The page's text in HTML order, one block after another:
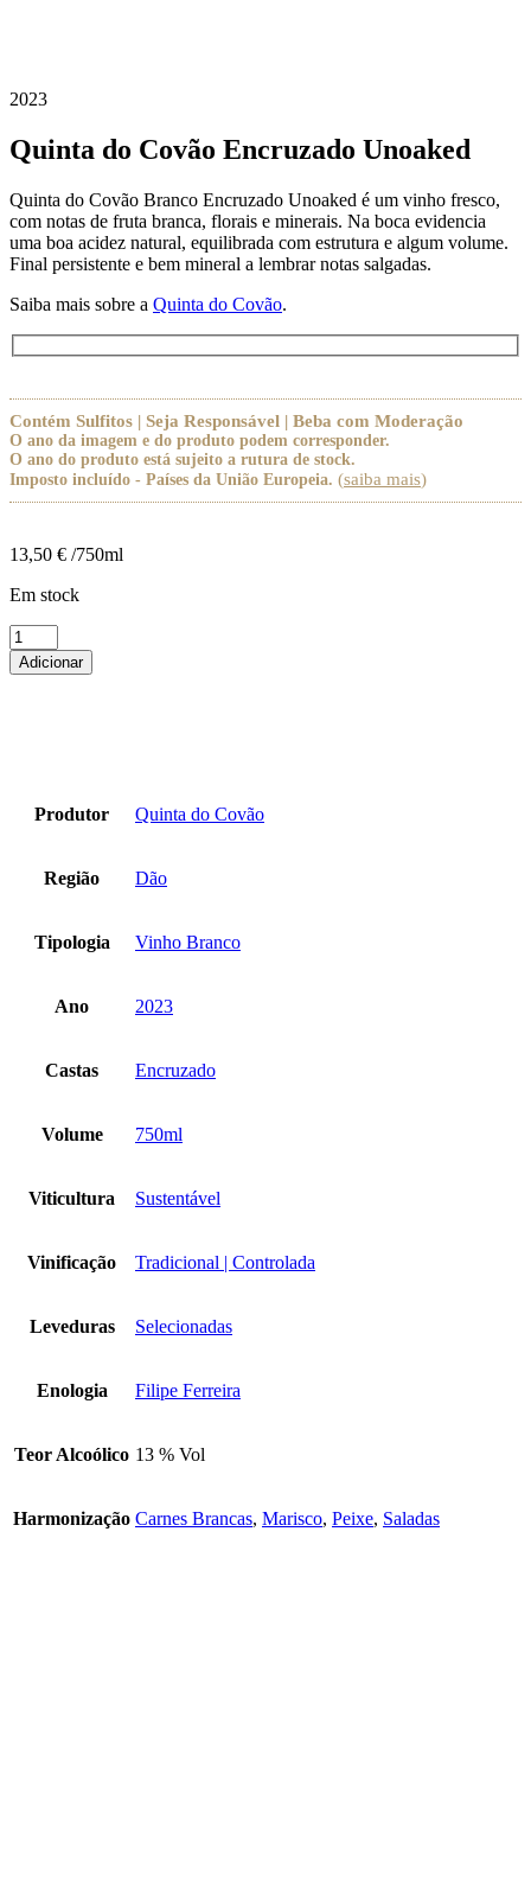
2023
Quinta do Covão Encruzado Unoaked
Quinta do Covão Branco Encruzado Unoaked é um vinho fresco,
com notas de fruta branca, florais e minerais. Na boca evidencia
uma boa acidez natural, equilibrada com estrutura e algum volume.
Final persistente e bem mineral a lembrar notas salgadas.
Saiba mais sobre a Quinta do Covão.
Contém Sulfitos | Seja Responsável | Beba com Moderação
O ano da imagem e do produto podem corresponder.
O ano do produto está sujeito a rutura de stock.
Imposto incluído - Países da União Europeia. (saiba mais)
13,50 € /750ml
Em stock
Quantidade
de
Quinta
Adicionar
Produtor Quinta do Covão
Região Dão
Tipologia Vinho Branco
Ano 2023
Castas Encruzado
Volume 750ml
Viticultura Sustentável
Vinificação Tradicional | Controlada
Leveduras Selecionadas
Enologia Filipe Ferreira
Teor Alcoólico 13 % Vol
Harmonização Carnes Brancas, Marisco, Peixe, Saladas